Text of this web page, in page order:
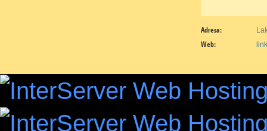
Adresa:
Web: link